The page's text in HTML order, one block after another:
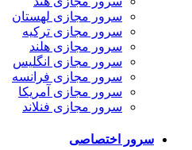
سرور مجازی لهستان
سرور مجازی ترکیه
سرور مجازی هلند
سرور مجازی انگلیس
سرور مجازی فرانسه
سرور مجازی آمریکا
سرور مجازی فنلاند
سرور اختصاصی